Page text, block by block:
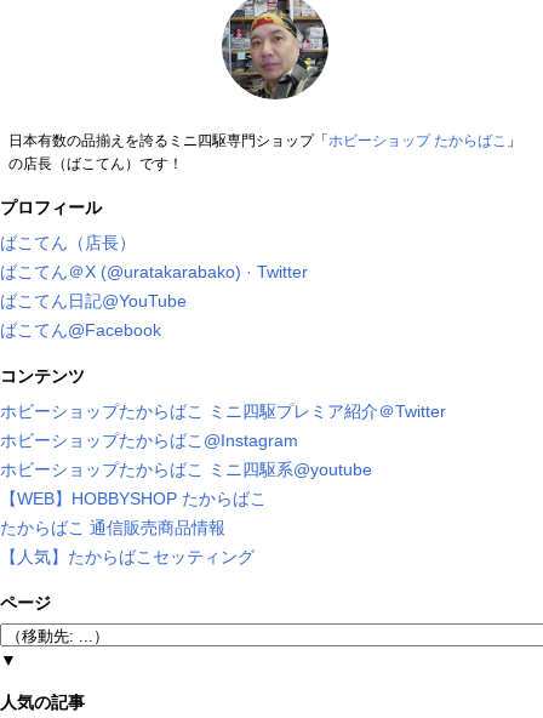
日本有数の品揃えを誇るミニ四駆専門ショップ「 ホビーショップ たからばこ 」
の店長（ばこてん）です！
プロフィール
ばこてん（店長）
ばこてん＠X (@uratakarabako) · Twitter
ばこてん日記@YouTube
ばこてん@Facebook
コンテンツ
ホビーショップたからばこ ミニ四駆プレミア紹介＠Twitter
ホビーショップたからばこ@Instagram
ホビーショップたからばこ ミニ四駆系@youtube
【WEB】HOBBYSHOP たからばこ
たからばこ 通信販売商品情報
【人気】たからばこセッティング
ページ
▼
人気の記事